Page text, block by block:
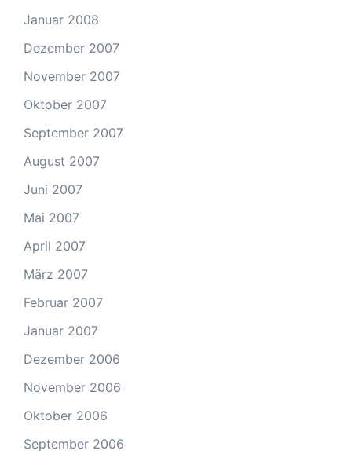
Januar 2008
Dezember 2007
November 2007
Oktober 2007
September 2007
August 2007
Juni 2007
Mai 2007
April 2007
März 2007
Februar 2007
Januar 2007
Dezember 2006
November 2006
Oktober 2006
September 2006